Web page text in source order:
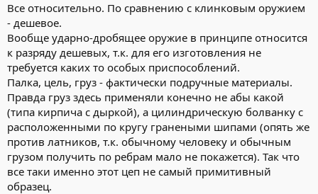
Все относительно. По сравнению с клинковым оружием
- дешевое.
Вообще ударно-дробящее оружие в принципе относится
к разряду дешевых, т.к. для его изготовления не
требуется каких то особых приспособлений.
Палка, цель, груз - фактически подручные материалы.
Правда груз здесь применяли конечно не абы какой
(типа кирпича с дыркой), а цилиндрическую болванку с
расположенными по кругу гранеными шипами (опять же
против латников, т.к. обычному человеку и обычным
грузом получить по ребрам мало не покажется). Так что
все таки именно этот цеп не самый примитивный
образец.